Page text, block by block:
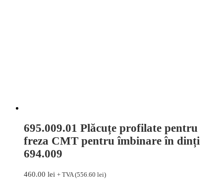
695.009.01 Plăcuțe profilate pentru
freza CMT pentru îmbinare în dinți
694.009
460.00 lei + TVA (556.60 lei)